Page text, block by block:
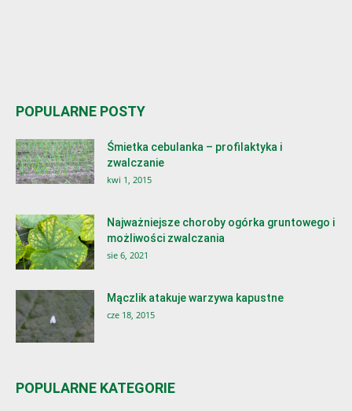
POPULARNE POSTY
Śmietka cebulanka – profilaktyka i
zwalczanie
kwi 1, 2015
Najważniejsze choroby ogórka gruntowego i
możliwości zwalczania
sie 6, 2021
Mączlik atakuje warzywa kapustne
cze 18, 2015
POPULARNE KATEGORIE